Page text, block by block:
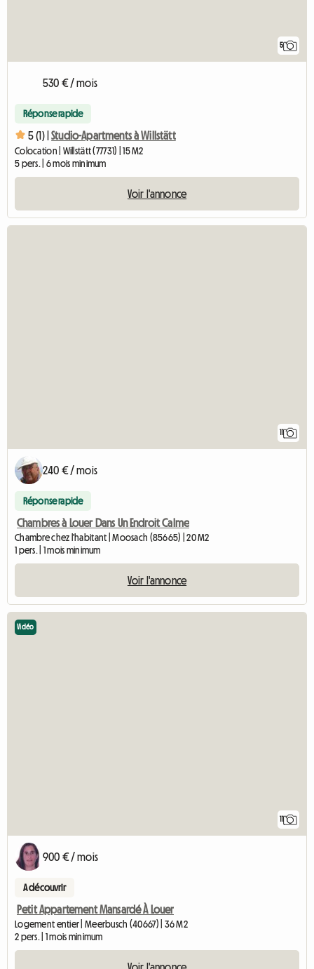
5
530 € / mois
Réponse rapide
5 (1) | Studio-Apartments à Willstätt
Colocation | Willstätt (77731) | 15 M2
5 pers. | 6 mois minimum
Voir l'annonce
11
240 € / mois
Réponse rapide
Chambres à Louer Dans Un Endroit Calme
Chambre chez l'habitant | Moosach (85665) | 20 M2
1 pers. | 1 mois minimum
Voir l'annonce
11
Vidéo
900 € / mois
A découvrir
Petit Appartement Mansardé À Louer
Logement entier | Meerbusch (40667) | 36 M2
2 pers. | 1 mois minimum
Voir l'annonce